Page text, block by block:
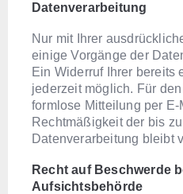
Datenverarbeitung
Nur mit Ihrer
einige Vorgänge der
Ein Widerruf Ihrer
jederzeit möglich. Für
formlose Mitteilung per E-
Rechtmäßigkeit der bis
Datenverarbeitung bleibt
Recht auf Beschwerde
Aufsichtsbehörde